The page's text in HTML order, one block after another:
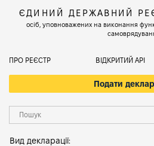
ЄДИНИЙ ДЕРЖАВНИЙ
осіб, уповноважених на виконання
ПРО РЕЄСТР ВІДКРИТИЙ АРІ
Подати
Вид декларації: